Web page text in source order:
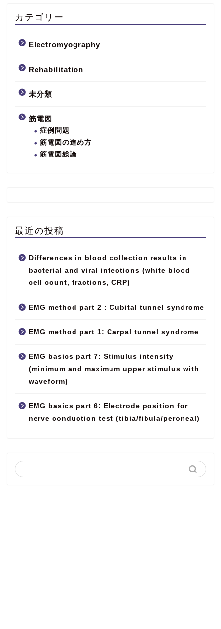
カテゴリー
Electromyography
Rehabilitation
未分類
筋電図
症例問題
筋電図の進め方
筋電図総論
最近の投稿
Differences in blood collection results in
bacterial and viral infections (white blood
cell count, fractions, CRP)
EMG method part 2 : Cubital tunnel syndrome
EMG method part 1: Carpal tunnel syndrome
EMG basics part 7: Stimulus intensity
(minimum and maximum upper stimulus with
waveform)
EMG basics part 6: Electrode position for
nerve conduction test (tibia/fibula/peroneal)